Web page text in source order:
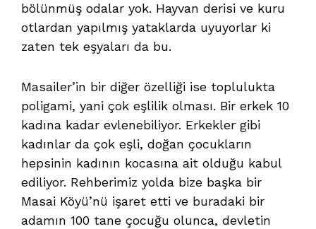
bölünmüş odalar yok. Hayvan derisi ve kuru
otlardan yapılmış yataklarda uyuyorlar ki
zaten tek eşyaları da bu.
Masailer’in bir diğer özelliği ise toplulukta
poligami, yani çok eşlilik olması. Bir erkek 10
kadına kadar evlenebiliyor. Erkekler gibi
kadınlar da çok eşli, doğan çocukların
hepsinin kadının kocasına ait olduğu kabul
ediliyor. Rehberimiz yolda bize başka bir
Masai Köyü’nü işaret etti ve buradaki bir
adamın 100 tane çocuğu olunca, devletin